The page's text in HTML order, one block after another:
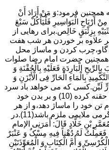
فرمود:وَ مَنْ أَرَادَ أَنْ
أَرْیَاحِ الْبَوَاسِیرِ فَلْیَأْکُلْ سَبْعَ
بِزِئْبَقٍ خَالِص.برای رهایی از
بواسیر علاوه بر خوردن هر شب هفت
با کمی کره گاو،چرب کردن و ماساژ محل
(9) انجام دهد.همچنین حضرت امام رضا صلوات
الْبَارِدَةِ فَعَلَیْهِ بِالْحُقْنَةِ وَ
بِالْمَاءِ الْحَارِّ فِی الْأَبْزَنِ وَ
لَیِّن.کسی که می خواهد باد سرد
را از خود دور کند لازم است گاهی حقنه کرده (10) و بر بدن خود
تن خود را ماساژ دهد،و از هر
سردی خشکی دوری کند و به هر گرمی ملایمی ملزم باشد(11).در
بْنِ خَلَّادٍ قَالَ: أَمَرَنِی الإمام
فَعَمِلْتُ لَهُ دُهْناً فِیهِ مِسْکٌ وَ عَنْبَرٌ
وَ أُمَّ الْکِتَابِ وَ الْمُعَوِّذَتَیْنِ